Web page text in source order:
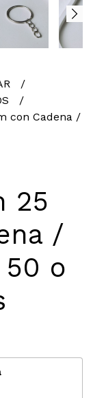
con Cadena /
25
/
o